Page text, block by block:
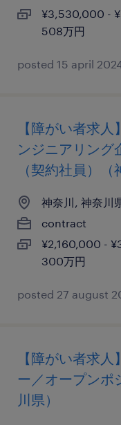
¥3,530,000 -
508万円
posted 15 april
【障がい者求
ンジニアリング
（契約社員）（
神奈川, 神奈川
contract
¥2,160,000 -
300万円
posted 27 august
【障がい者求
ー／オープンポ
川県）